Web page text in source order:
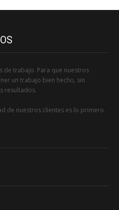
de trabajo. Para que nuestros
un trabajo bien hecho, sin
resultados.
de nuestros clientes es lo primero.